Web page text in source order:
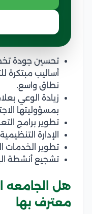
تحسين جودة
أساليب مبتكرة
نطاق واسع.
زيادة الوعي
بمسؤوليتها
تطوير برامج
الإدارة
تطوير الخدمات
تشجيع أنشطة
هل الجامعه
معترف بها